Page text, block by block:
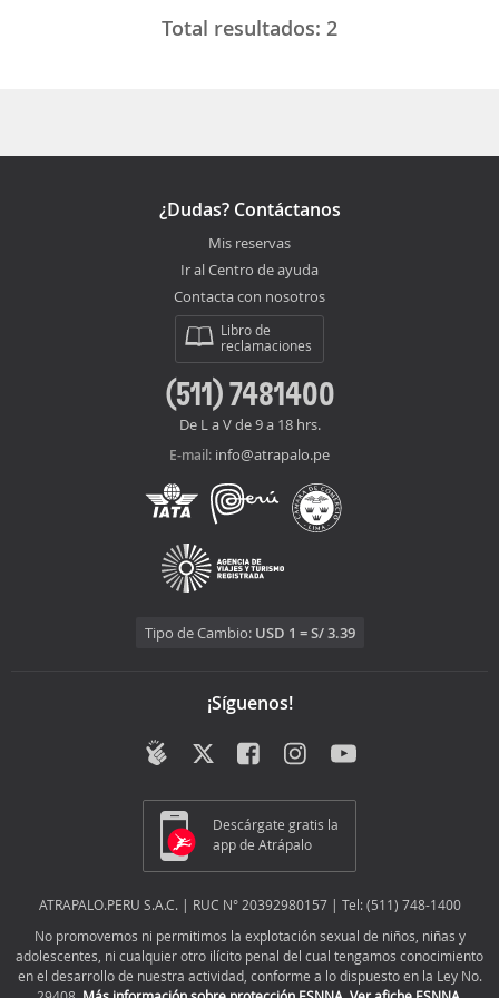
Total resultados: 2
¿Dudas? Contáctanos
Mis reservas
Ir al Centro de ayuda
Contacta con nosotros
Libro de
reclamaciones
(511) 7481400
De L a V de 9 a 18 hrs.
E-mail: info@atrapalo.pe
Tipo de Cambio: USD 1 = S/ 3.39
¡Síguenos!
Descárgate gratis la
app de Atrápalo
ATRAPALO.PERU S.A.C. | RUC N° 20392980157 | Tel: (511) 748-1400
No promovemos ni permitimos la explotación sexual de niños, niñas y
adolescentes, ni cualquier otro ilícito penal del cual tengamos conocimiento
en el desarrollo de nuestra actividad, conforme a lo dispuesto en la Ley No.